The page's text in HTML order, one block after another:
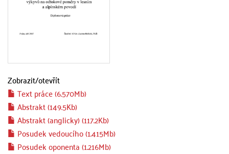
Zobrazit/otevřít
Text práce (6.570Mb)
Abstrakt (149.5Kb)
Abstrakt (anglicky) (117.2Kb)
Posudek vedoucího (1.415Mb)
Posudek oponenta (1.216Mb)